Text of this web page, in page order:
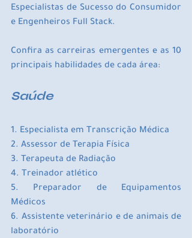
Especialistas de Sucesso do Consumidor
e Engenheiros Full Stack.
Confira as carreiras emergentes e as 10
principais habilidades de cada área:
Saúde
1. Especialista em Transcrição Médica
2. Assessor de Terapia Física
3. Terapeuta de Radiação
4. Treinador atlético
5. Preparador de Equipamentos
Médicos
6. Assistente veterinário e de animais de
laboratório